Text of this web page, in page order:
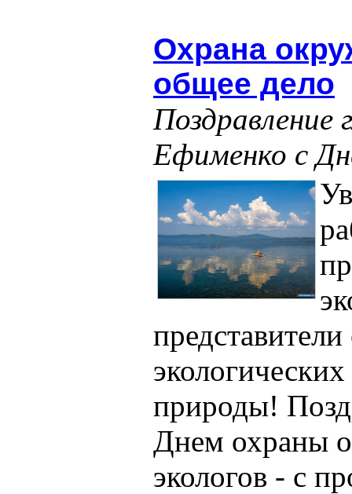
Охрана
общее дело
Ефименко с
природы!
Днем охраны
экологов - с